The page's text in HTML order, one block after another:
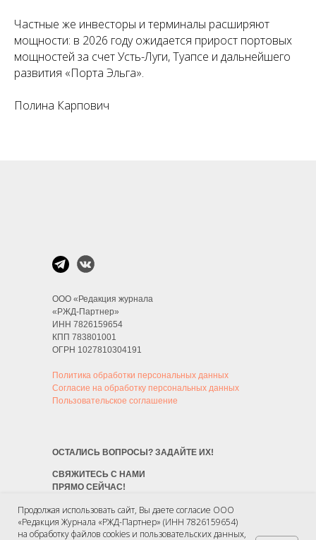
Частные же инвесторы и терминалы расширяют
мощности: в 2026 году ожидается прирост портовых
мощностей за счет Усть-Луги, Туапсе и дальнейшего
развития «Порта Эльга».
Полина Карпович
ОСТАЛИСЬ ВОПРОСЫ? ЗАДАЙТЕ ИХ!
СВЯЖИТЕСЬ С НАМИ
ПРЯМО СЕЙЧАС!
Позвоните
ООО «Редакция журнала
«РЖД-Партнер»
ИНН 7826159654
КПП 783801001
ОГРН 1027810304191
Политика обработки персональных данных
Согласие на обработку персональных данных
Пользовательское соглашение
+7 (812) 418-34-90
Продолжая использовать сайт, Вы даете согласие ООО
«Редакция Журнала «РЖД-Партнер» (ИНН 7826159654)
на обработку файлов cookies и пользовательских данных,